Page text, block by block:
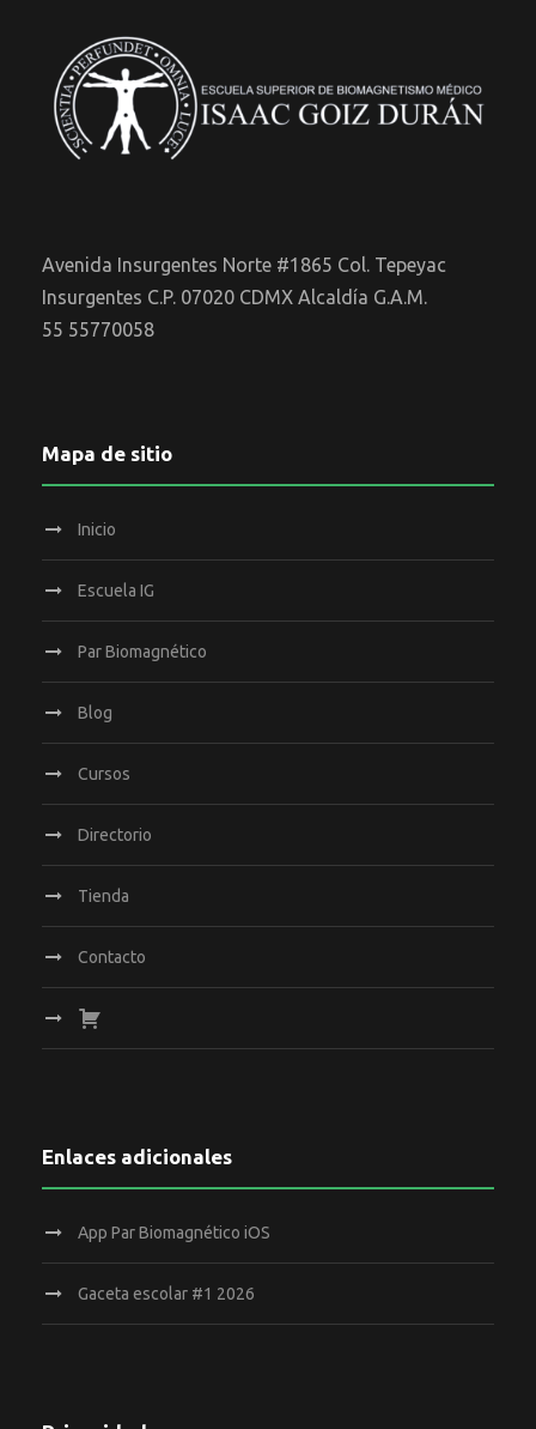
a
c
n
Avenida Insurgentes Norte #1865 Col. Tepeyac
Insurgentes C.P. 07020 CDMX Alcaldía G.A.M.
55 55770058
Mapa de sitio
Inicio
Escuela IG
Par Biomagnético
Blog
Cursos
Directorio
Tienda
Contacto
Enlaces adicionales
App Par Biomagnético iOS
Gaceta escolar #1 2026